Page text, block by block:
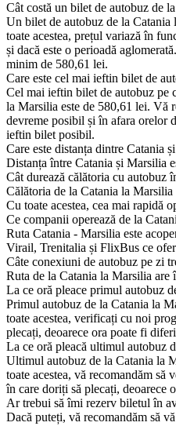
Cât costă un bilet de autobuz de
Un bilet de autobuz de la
toate acestea, prețul variază în
și dacă este o perioadă
minim de 580,61 lei.
Care este cel mai ieftin bilet de
Cel mai ieftin bilet de autobuz pe
la Marsilia este de 580,61 lei. Vă
devreme posibil și în afara orelor
ieftin bilet posibil.
Care este distanța dintre Catania
Distanța între Catania și Marsilia
Cât durează călătoria cu autobuz
Călătoria de la Catania la
Cu toate acestea, cea mai rapidă
Ce companii operează de la
Ruta Catania - Marsilia este
Virail, Trenitalia și FlixBus ce
Câte conexiuni de autobuz pe zi
Ruta de la Catania la Marsilia
La ce oră pleace primul autobuz
Primul autobuz de la Catania la
toate acestea, verificați cu noi
plecați, deoarece ora poate fi
La ce oră pleacă ultimul autobuz
Ultimul autobuz de la Catania la
toate acestea, vă recomandăm
în care doriți să plecați, deoarece
Ar trebui să îmi rezerv biletul în
Dacă puteți, vă recomandăm să